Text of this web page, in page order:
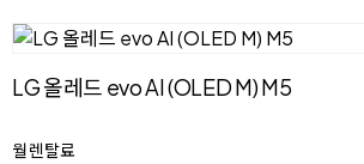
LG 올레드 evo AI (OLED M) M5
월 렌탈료